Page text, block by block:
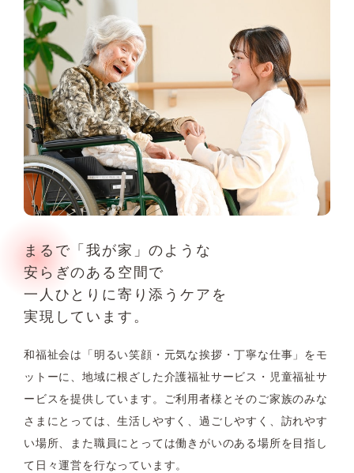
まるで「我が家」のような
安らぎのある空間で
一人ひとりに寄り添うケアを
実現しています。
和福祉会は「明るい笑顔・元気な挨拶・丁寧な仕事」をモ
ットーに、地域に根ざした介護福祉サービス・児童福祉サ
ービスを提供しています。ご利用者様とそのご家族のみな
さまにとっては、生活しやすく、過ごしやすく、訪れやす
い場所、また職員にとっては働きがいのある場所を目指し
て日々運営を行なっています。